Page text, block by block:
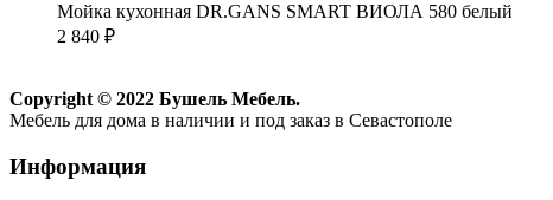
Мойка кухонная DR.GANS SMART ВИОЛА 580 белый
2 840 ₽
Copyright © 2022 Бушель Мебель.
Мебель для дома в наличии и под заказ в Севастополе
Информация